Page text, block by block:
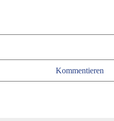
Kommentieren